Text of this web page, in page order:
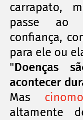
carrapato,
passe ao
confiança,
para ele ou
"Doenças
acontecer
Mas
altamente